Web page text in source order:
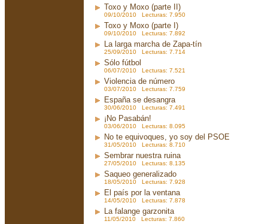
Toxo y Moxo (parte II)
09/10/2010 Lecturas: 7.950
Toxo y Moxo (parte I)
09/10/2010 Lecturas: 7.892
La larga marcha de Zapa-tín
25/09/2010 Lecturas: 7.714
Sólo fútbol
06/07/2010 Lecturas: 7.521
Violencia de número
03/07/2010 Lecturas: 7.759
España se desangra
30/06/2010 Lecturas: 7.491
¡No Pasabán!
03/06/2010 Lecturas: 8.095
No te equivoques, yo soy del PSOE
31/05/2010 Lecturas: 8.710
Sembrar nuestra ruina
27/05/2010 Lecturas: 8.135
Saqueo generalizado
18/05/2010 Lecturas: 7.928
El país por la ventana
14/05/2010 Lecturas: 7.878
La falange garzonita
11/05/2010 Lecturas: 7.860